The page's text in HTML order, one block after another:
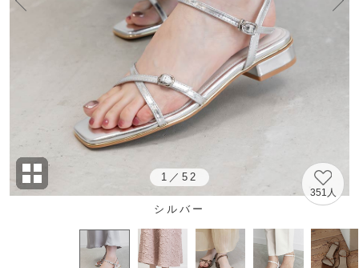
1 ／ 52
351人
シルバー